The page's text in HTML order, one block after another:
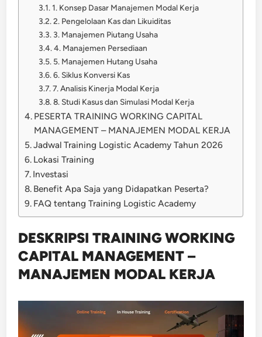
1. Konsep Dasar Manajemen Modal Kerja
2. Pengelolaan Kas dan Likuiditas
3. Manajemen Piutang Usaha
4. Manajemen Persediaan
5. Manajemen Hutang Usaha
6. Siklus Konversi Kas
7. Analisis Kinerja Modal Kerja
8. Studi Kasus dan Simulasi Modal Kerja
PESERTA TRAINING WORKING CAPITAL
MANAGEMENT – MANAJEMEN MODAL KERJA
Jadwal Training Logistic Academy Tahun 2026
Lokasi Training
Investasi
Benefit Apa Saja yang Didapatkan Peserta?
FAQ tentang Training Logistic Academy
DESKRIPSI TRAINING WORKING
CAPITAL MANAGEMENT –
MANAJEMEN MODAL KERJA